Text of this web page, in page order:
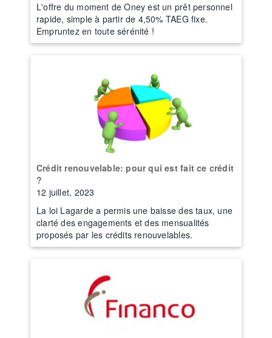
L'offre du moment de Oney est un prêt personnel
rapide, simple à partir de 4,50% TAEG fixe.
Empruntez en toute sérénité !
Crédit renouvelable: pour qui est fait ce crédit
?
12 juillet, 2023
La loi Lagarde a permis une baisse des taux, une
clarté des engagements et des mensualités
proposés par les crédits renouvelables.